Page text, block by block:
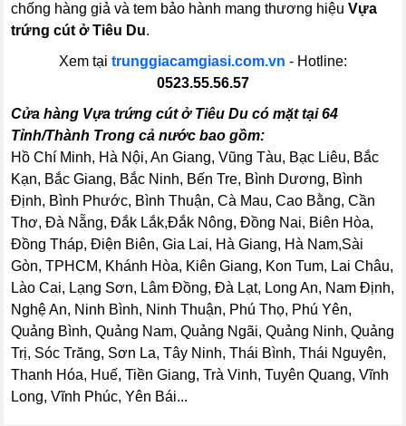
chống hàng giả và tem bảo hành mang thương hiệuVựa
trứng cút ở Tiêu Du.
Xem tại trunggiacamgiasi.com.vn - Hotline:
0523.55.56.57
Cửa hàng Vựa trứng cút ở Tiêu Du có mặt tại 64
Tỉnh/Thành Trong cả nước bao gồm:
Hồ Chí Minh, Hà Nội, An Giang, Vũng Tàu, Bạc Liêu, Bắc
Kạn, Bắc Giang, Bắc Ninh, Bến Tre, Bình Dương, Bình
Định, Bình Phước, Bình Thuận, Cà Mau, Cao Bằng, Cần
Thơ, Đà Nẵng, Đắk Lắk,Đắk Nông, Đồng Nai, Biên Hòa,
Đồng Tháp, Điện Biên, Gia Lai, Hà Giang, Hà Nam,Sài
Gòn, TPHCM, Khánh Hòa, Kiên Giang, Kon Tum, Lai Châu,
Lào Cai, Lạng Sơn, Lâm Đồng, Đà Lạt, Long An, Nam Định,
Nghệ An, Ninh Bình, Ninh Thuận, Phú Thọ, Phú Yên,
Quảng Bình, Quảng Nam, Quảng Ngãi, Quảng Ninh, Quảng
Trị, Sóc Trăng, Sơn La, Tây Ninh, Thái Bình, Thái Nguyên,
Thanh Hóa, Huế, Tiền Giang, Trà Vinh, Tuyên Quang, Vĩnh
Long, Vĩnh Phúc, Yên Bái...